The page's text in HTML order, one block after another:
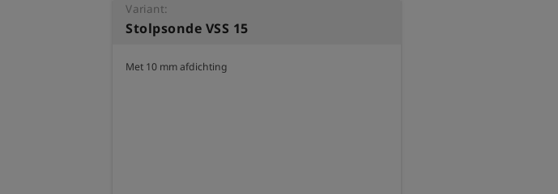
Variant:
Stolpsonde VSS 15
Met 10 mm afdichting